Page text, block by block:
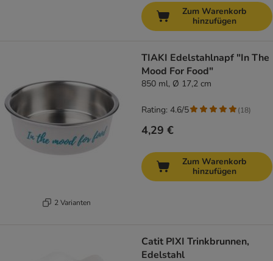
Zum Warenkorb
hinzufügen
2 Varianten
TIAKI Edelstahlnapf "In The
Mood For Food"
850 ml, Ø 17,2 cm
4,29 €
Rating: 4.6/5 (18)
Zum Warenkorb
hinzufügen
Catit PIXI Trinkbrunnen,
Edelstahl